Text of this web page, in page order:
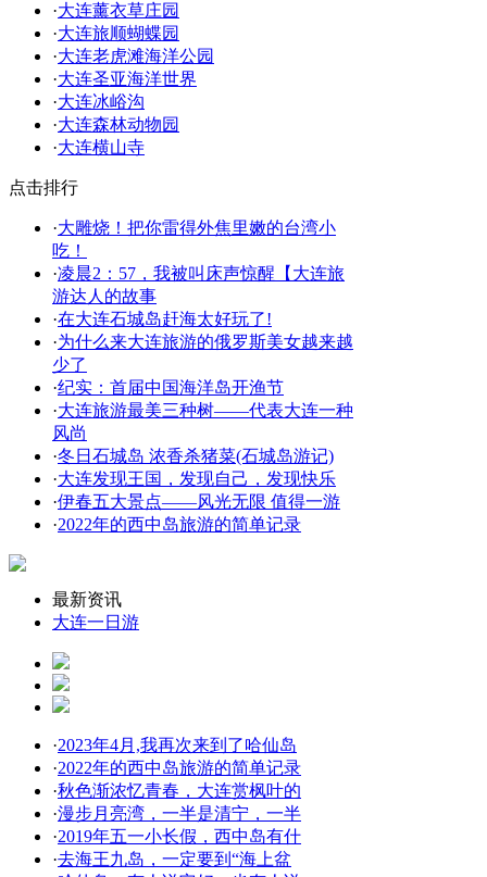
·大连薰衣草庄园
·大连旅顺蝴蝶园
·大连老虎滩海洋公园
·大连圣亚海洋世界
·大连冰峪沟
·大连森林动物园
·大连横山寺
点击排行
·大雕烧！把你雷得外焦里嫩的台湾小
吃！
·凌晨2：57，我被叫床声惊醒【大连旅
游达人的故事
·在大连石城岛赶海太好玩了!
·为什么来大连旅游的俄罗斯美女越来越
少了
·纪实：首届中国海洋岛开渔节
·大连旅游最美三种树——代表大连一种
风尚
·冬日石城岛 浓香杀猪菜(石城岛游记)
·大连发现王国，发现自己，发现快乐
·伊春五大景点——风光无限 值得一游
·2022年的西中岛旅游的简单记录
最新资讯
大连一日游
·2023年4月,我再次来到了哈仙岛
·2022年的西中岛旅游的简单记录
·秋色渐浓忆青春，大连赏枫叶的
·漫步月亮湾，一半是清宁，一半
·2019年五一小长假，西中岛有什
·去海王九岛，一定要到“海上盆